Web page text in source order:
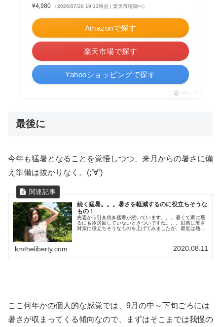
¥4,980
（2026/07/29 19:13時点 | 楽天市場調べ）
Amazonで探す
楽天市場で探す
Yahooショッピングで探す
ポチップ
最後に
今年も猛暑となることを覚悟しつつ、来月からの暑さに備
え準備は抜かりなく。(;’∀’)
続く猛暑。。。暑さを軽減するのに役立ちそうな
もの！
先週から引き続き猛暑が続いています。。。暑くて家に居
るにも冷房回していないときついですね。。。以前に暑さ
対策に役立ちそうなものを上げてみましたが、最近は熱帯
kmtheliberty.com 2020.08.11
ここ何年かの個人的な感覚では、9月の中～下旬ごろには
暑さが収まってくる傾向なので、まずはそこまでは我慢の